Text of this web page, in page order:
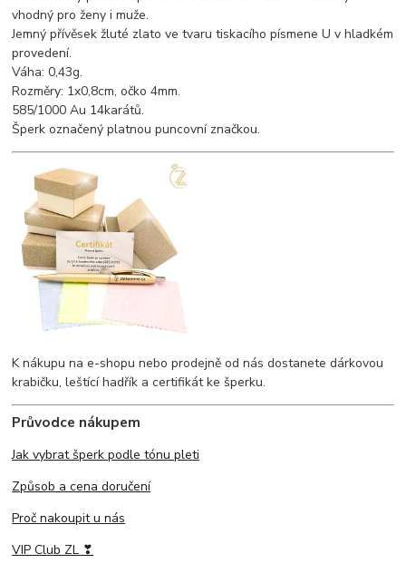
vhodný pro ženy i muže.
Jemný přívěsek žluté zlato ve tvaru tiskacího písmene U v hladkém
provedení.
Váha: 0,43g.
Rozměry: 1x0,8cm, očko 4mm.
585/1000 Au 14karátů.
Šperk označený platnou puncovní značkou.
K nákupu na e-shopu nebo prodejně od nás dostanete dárkovou
krabičku, leštící hadřík a certifikát ke šperku.
Průvodce nákupem
Jak vybrat šperk podle tónu pleti
Způsob a cena doručení
Proč nakoupit u nás
VIP Club ZL ❣